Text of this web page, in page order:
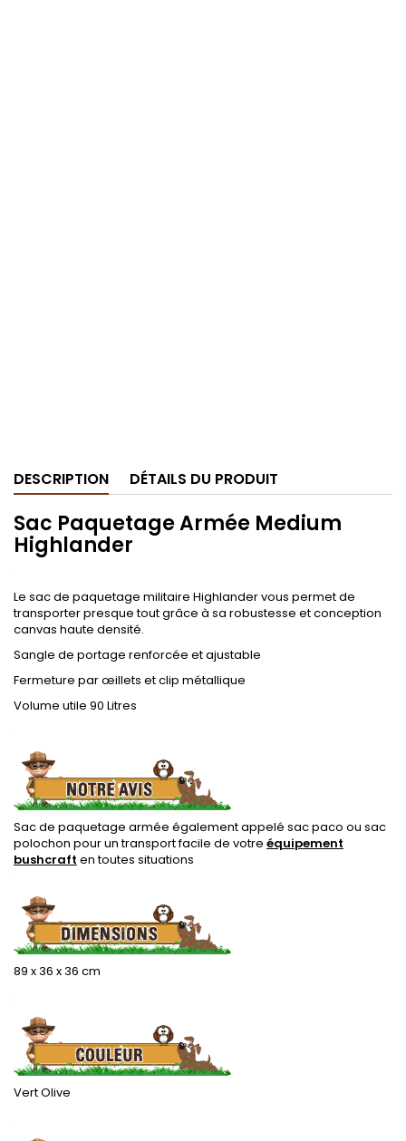
DESCRIPTION DÉTAILS DU PRODUIT
Sac Paquetage Armée Medium
Highlander
.
Le sac de paquetage militaire Highlander vous permet de
transporter presque tout grâce à sa robustesse et conception
canvas haute densité.
Sangle de portage renforcée et ajustable
Fermeture par œillets et clip métallique
Volume utile 90 Litres
.
Sac de paquetage armée également appelé sac paco ou sac
polochon pour un transport facile de votre équipement
bushcraft en toutes situations
.
89 x 36 x 36 cm
.
Vert Olive
.